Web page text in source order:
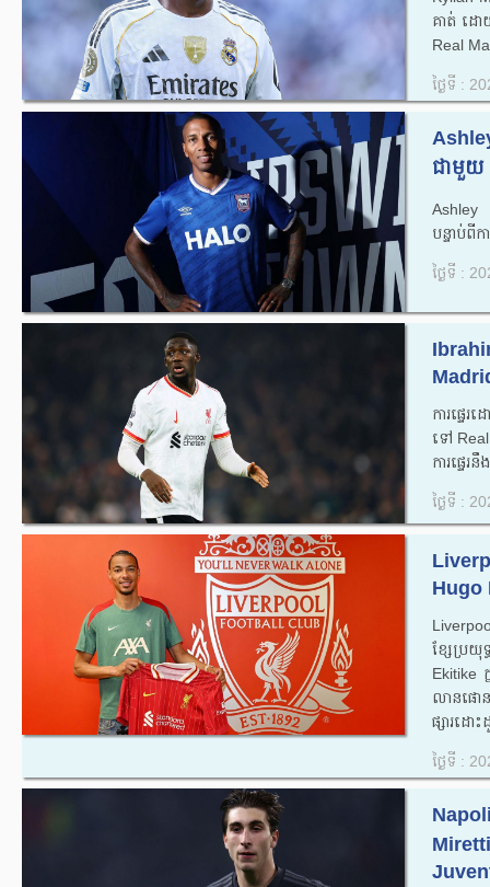
គាត់ ដោ
Real
ថ្ងៃទី :
ជាមួយ
Ashley
បន្ទាប់ពី
ថ្ងៃទី :
ការ​ផ្ទេ
ទៅ
ការផ្ទេ
ថ្ងៃទី :
Hugo
ខ្សែ​ប្រយុ
Ekitike
លាន​ផោ
ផ្សារ​ដោះ
ថ្ងៃទី :